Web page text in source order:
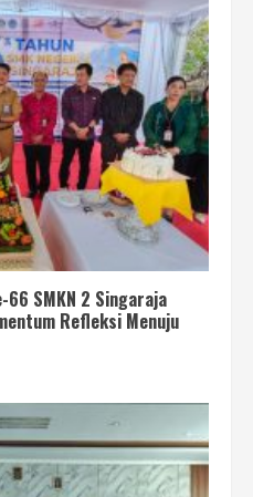
66 SMKN 2 Singaraja
Refleksi Menuju